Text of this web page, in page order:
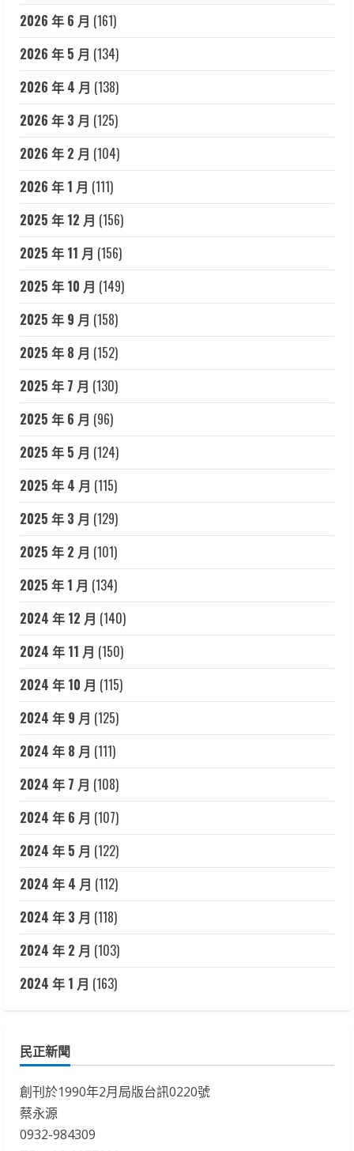
2026 年 6 月 (161)
2026 年 5 月 (134)
2026 年 4 月 (138)
2026 年 3 月 (125)
2026 年 2 月 (104)
2026 年 1 月 (111)
2025 年 12 月 (156)
2025 年 11 月 (156)
2025 年 10 月 (149)
2025 年 9 月 (158)
2025 年 8 月 (152)
2025 年 7 月 (130)
2025 年 6 月 (96)
2025 年 5 月 (124)
2025 年 4 月 (115)
2025 年 3 月 (129)
2025 年 2 月 (101)
2025 年 1 月 (134)
2024 年 12 月 (140)
2024 年 11 月 (150)
2024 年 10 月 (115)
2024 年 9 月 (125)
2024 年 8 月 (111)
2024 年 7 月 (108)
2024 年 6 月 (107)
2024 年 5 月 (122)
2024 年 4 月 (112)
2024 年 3 月 (118)
2024 年 2 月 (103)
2024 年 1 月 (163)
民正新聞
創刊於1990年2月局版台訊0220號
蔡永源
0932-984309